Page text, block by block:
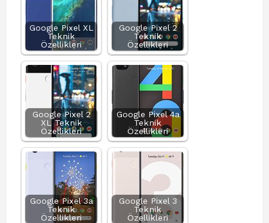
Google Pixel XL
Teknik
Özellikleri
Google Pixel 2
Teknik
Özellikleri
Google Pixel 2
XL Teknik
Özellikleri
Google Pixel 4a
Teknik
Özellikleri
Google Pixel 3a
Teknik
Özellikleri
Google Pixel 3
Teknik
Özellikleri